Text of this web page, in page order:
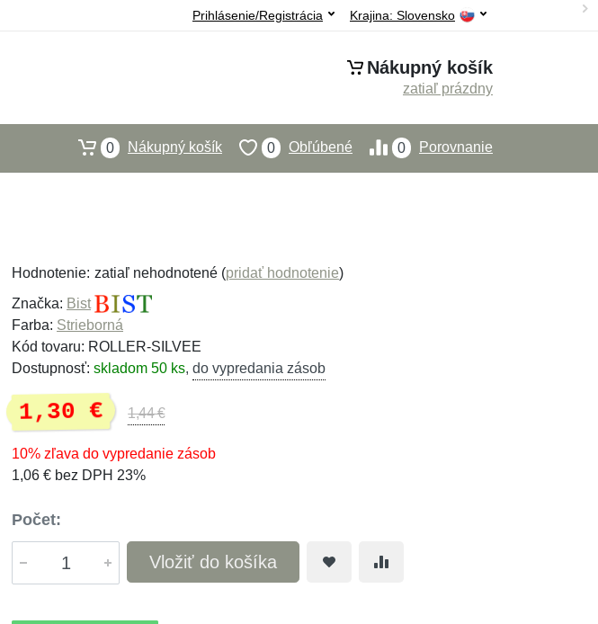
Krajina: Slovensko
Prihlásenie/Registrácia
Nákupný košík
zatiaľ prázdny
0 Porovnanie
0 Obľúbené
0 Nákupný košík
Hodnotenie: zatiaľ nehodnotené (pridať hodnotenie)
Značka: Bist
Farba: Strieborná
Kód tovaru: ROLLER-SILVEE
Dostupnosť: skladom 50 ks, do vypredania zásob
1,30 € 1,44 €
10% zľava do vypredanie zásob
1,06 € bez DPH 23%
Počet:
Vložiť do košíka